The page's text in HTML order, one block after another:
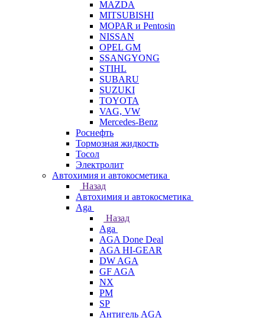
MAZDA
MITSUBISHI
MOPAR и Pentosin
NISSAN
OPEL GM
SSANGYONG
STIHL
SUBARU
SUZUKI
TOYOTA
VAG, VW
Мercedes-Benz
Роснефть
Тормозная жидкость
Тосол
Электролит
Автохимия и автокосметика
Назад
Автохимия и автокосметика
Aga
Назад
Aga
AGA Done Deal
AGA HI-GEAR
DW AGA
GF AGA
NX
PM
SP
Антигель AGA